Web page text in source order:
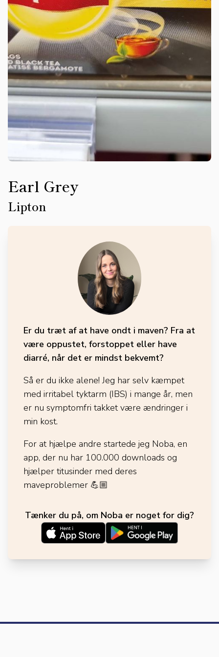
Earl Grey
Lipton
Er du træt af at have ondt i maven? Fra at
være oppustet, forstoppet eller have
diarré, når det er mindst bekvemt?
Så er du ikke alene! Jeg har selv kæmpet
med irritabel tyktarm (IBS) i mange år, men
er nu symptomfri takket være ændringer i
min kost.
For at hjælpe andre startede jeg Noba, en
app, der nu har 100.000 downloads og
hjælper titusinder med deres
maveproblemer 💪🏼
Tænker du på, om Noba er noget for dig?